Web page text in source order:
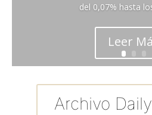
del 0,07% hasta
Leer
Archivo